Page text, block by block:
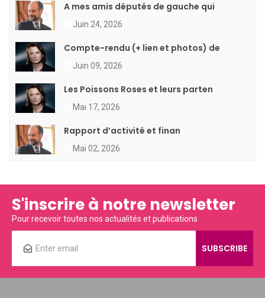
A mes amis députés de gauche qui
Juin 24, 2026
Compte-rendu (+ lien et photos) de
Juin 09, 2026
Les Poissons Roses et leurs parten
Mai 17, 2026
Rapport d’activité et finan
Mai 02, 2026
S'inscrire à notre newsletter
Pour recevoir toutes nos actualités et publications